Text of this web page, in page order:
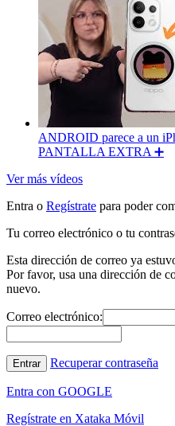
ANDROID parece a un
PANTALLA EXTRA ➕
Ver más vídeos
Entra o Regístrate para poder
Tu correo electrónico o tu
Esta dirección de correo ya
Por favor, usa una dirección de
nuevo.
Correo electrónico:
Entrar Recuperar contraseña
Entra con GOOGLE
Regístrate en Xataka Móvil